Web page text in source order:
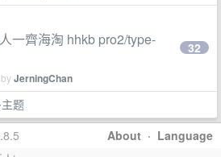
一齊海淘 hhkb pro2/type-
JerningChan
32
题
About · Language